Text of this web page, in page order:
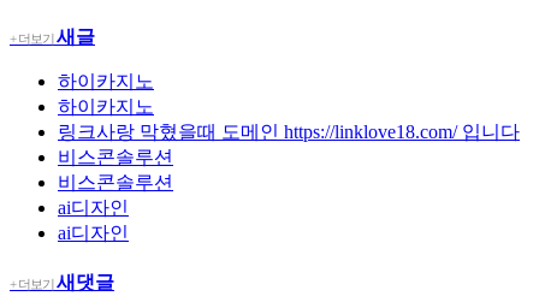
+ 더보기새글
하이카지노
하이카지노
링크사랑 막혔을때 도메인 https://linklove18.com/ 입니다
비스콘솔루션
비스콘솔루션
ai디자인
ai디자인
+ 더보기새댓글